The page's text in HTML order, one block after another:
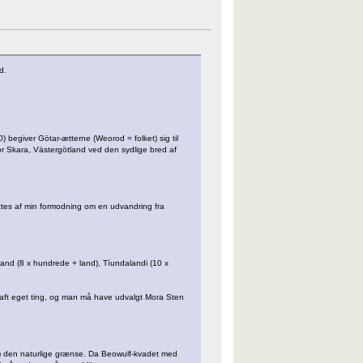
begiver Götar-ætterne (Weorod = folket) sig til
Skara, Västergötland ved den sydlige bred af
af min formodning om en udvandring fra
(8 x hundrede + land), Tíundalandi (10 x
eget ting, og man må have udvalgt Mora Sten
den naturlige grænse. Da Beowulf-kvadet med